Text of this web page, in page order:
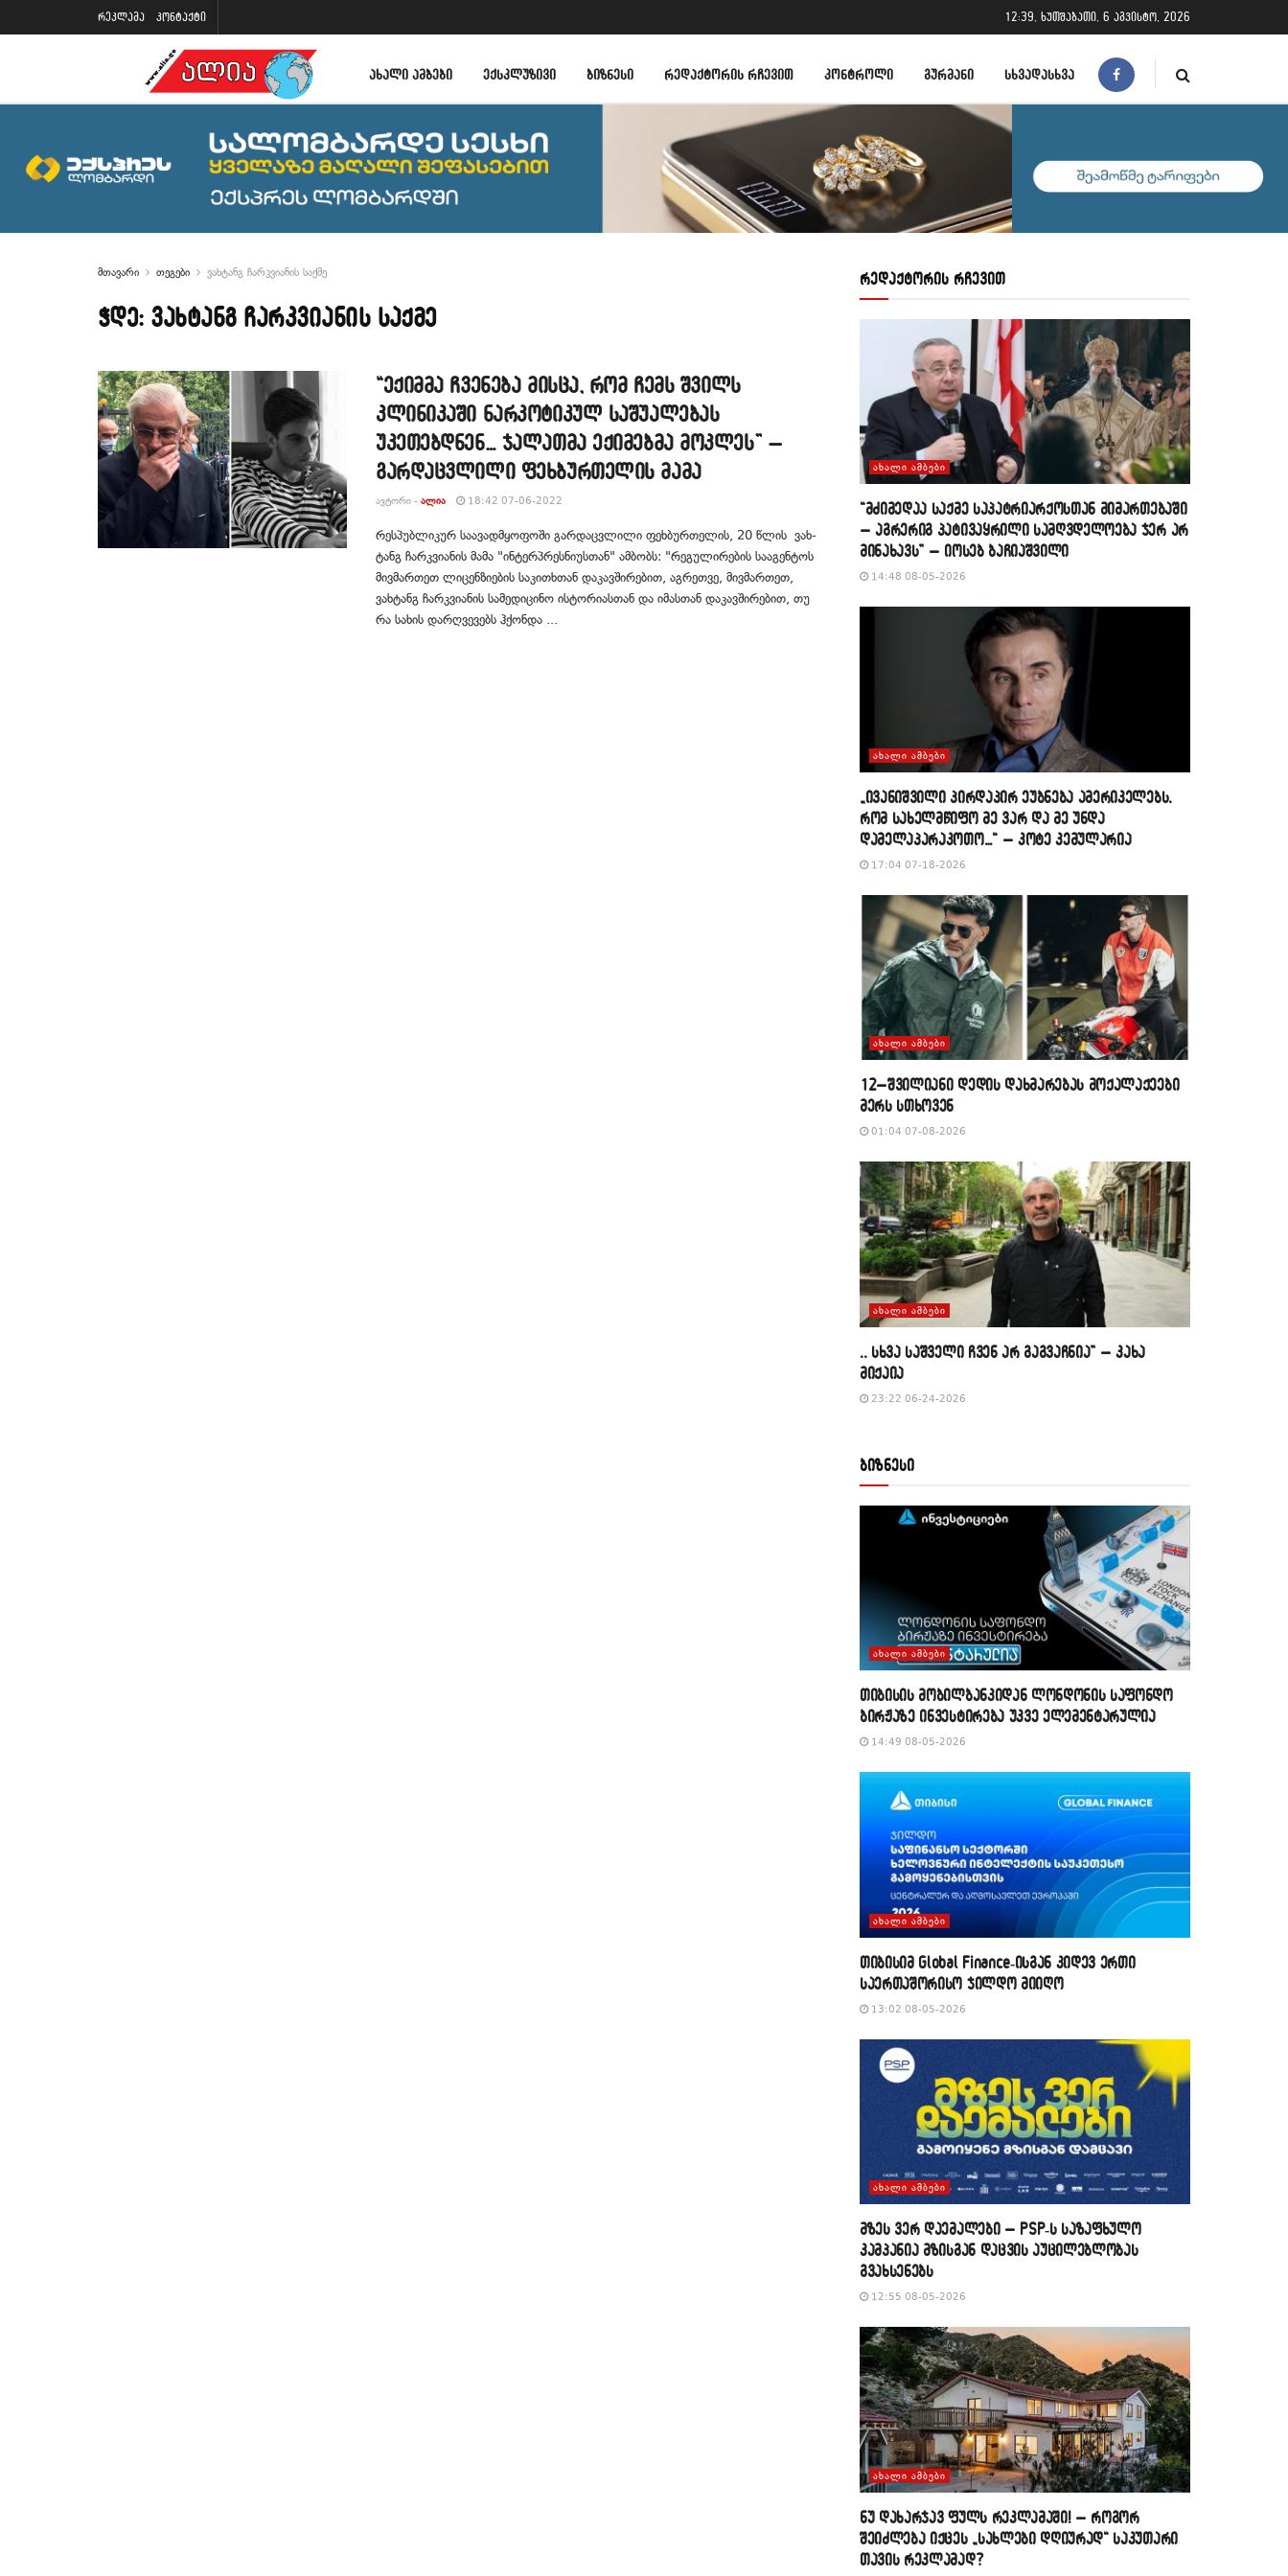
რეკლამა კონტაქტი 12:39, ხუთშაბათი, 6 აგვისტო, 2026
ᲐᲮᲐᲚᲘ ᲐᲛᲑᲔᲑᲘ ᲔᲥᲡᲙᲚᲣᲖᲘᲕᲘ ᲑᲘᲖᲜᲔᲡᲘ ᲠᲔᲓᲐᲥᲢᲝᲠᲘᲡ ᲠᲩᲔᲕᲘᲗ ᲙᲝᲜᲢᲠᲝᲚᲘ ᲒᲣᲠᲛᲐᲜᲘ ᲡᲮᲕᲐᲓᲐᲡᲮᲕᲐ
მთავარი თეგები ვახტანგ ჩარკვიანის საქმე
ჭდე: ვახტანგ ჩარკვიანის საქმე
“ექიმმა ჩვენება მისცა, რომ ჩემს შვილს
კლინიკაში ნარკოტიკულ საშუალებას
უკეთებდნენ… ჯალათმა ექიმებმა მოკლეს” –
გარდაცვლილი ფეხბურთელის მამა
ᲐᲕᲢᲝᲠᲘ - ᲐᲚᲘᲐ 18:42 07-06-2022
რეს­პუბ­ლი­კურ სა­ა­ვად­მყო­ფო­ში გარ­დაც­ვლი­ლი ფეხ­ბურ­თე­ლის, 20 წლის ვახ­
ტანგ ჩარ­კვი­ა­ნის მა­მა "ინ­ტერპრეს­ნი­უსთან" ამბობს: "რე­გუ­ლი­რე­ბის სა­ა­გენ­ტოს
მივ­მარ­თეთ ლი­ცენ­ზი­ე­ბის სა­კი­თხთან და­კავ­ში­რე­ბით, აგ­რეთ­ვე, მივ­მარ­თეთ,
ვახ­ტანგ ჩარ­კვი­ა­ნის სა­მე­დი­ცი­ნო ის­ტო­რი­ას­თან და იმას­თან და­კავ­ში­რე­ბით, თუ
რა სა­ხის დარ­ღვე­ვებს ჰქონ­და ...
რედაქტორის რჩევით
ᲐᲮᲐᲚᲘ ᲐᲛᲑᲔᲑᲘ
“მძიმედაა საქმე საპატრიარქოსთან მიმართებაში
– აგრერიგ პატივაყრილი სამღვდელოება ჯერ არ
მინახავს” – იოსებ ბაჩიაშვილი
14:48 08-05-2026
ᲐᲮᲐᲚᲘ ᲐᲛᲑᲔᲑᲘ
„ივანიშვილი პირდაპირ ეუბნება ამერიკელებს,
რომ სახელმწიფო მე ვარ და მე უნდა
დამელაპარაკოთო…“ – კოტე კემულარია
17:04 07-18-2026
ᲐᲮᲐᲚᲘ ᲐᲛᲑᲔᲑᲘ
12–შვილიანი დედის დახმარებას მოქალაქეები
მერს სთხოვენ
01:04 07-08-2026
ᲐᲮᲐᲚᲘ ᲐᲛᲑᲔᲑᲘ
,, სხვა საშველი ჩვენ არ გაგვაჩნია” – კახა
მიქაია
23:22 06-24-2026
ბიზნესი
ᲐᲮᲐᲚᲘ ᲐᲛᲑᲔᲑᲘ
თიბისის მობილბანკიდან ლონდონის საფონდო
ბირჟაზე ინვესტირება უკვე ელემენტარულია
14:49 08-05-2026
ᲐᲮᲐᲚᲘ ᲐᲛᲑᲔᲑᲘ
თიბისიმ Global Finance-ისგან კიდევ ერთი
საერთაშორისო ჯილდო მიიღო
13:02 08-05-2026
ᲐᲮᲐᲚᲘ ᲐᲛᲑᲔᲑᲘ
მზეს ვერ დაემალები – PSP-ს საზაფხულო
კამპანია მზისგან დაცვის აუცილებლობას
გვახსენებს
12:55 08-05-2026
ᲐᲮᲐᲚᲘ ᲐᲛᲑᲔᲑᲘ
​ნუ დახარჯავ ფულს რეკლამაში! – როგორ
შეიძლება იქცეს „სახლები დღიურად“ საკუთარი
თავის რეკლამად?